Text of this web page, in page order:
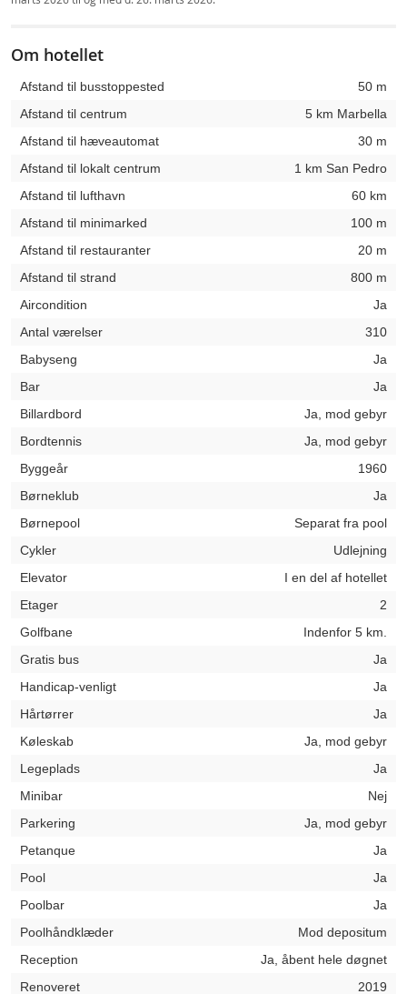
Om hotellet
Afstand til busstoppested
50 m
Afstand til centrum
5 km Marbella
Afstand til hæveautomat
30 m
Afstand til lokalt centrum
1 km San Pedro
Afstand til lufthavn
60 km
Afstand til minimarked
100 m
Afstand til restauranter
20 m
Afstand til strand
800 m
Aircondition
Ja
Antal værelser
310
Babyseng
Ja
Bar
Ja
Billardbord
Ja, mod gebyr
Bordtennis
Ja, mod gebyr
Byggeår
1960
Børneklub
Ja
Børnepool
Separat fra pool
Cykler
Udlejning
Elevator
I en del af hotellet
Etager
2
Golfbane
Indenfor 5 km.
Gratis bus
Ja
Handicap-venligt
Ja
Hårtørrer
Ja
Køleskab
Ja, mod gebyr
Legeplads
Ja
Minibar
Nej
Parkering
Ja, mod gebyr
Petanque
Ja
Pool
Ja
Poolbar
Ja
Poolhåndklæder
Mod depositum
Reception
Ja, åbent hele døgnet
Renoveret
2019